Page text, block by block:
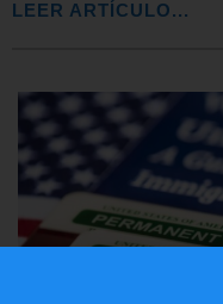
LEER ARTÍCULO...